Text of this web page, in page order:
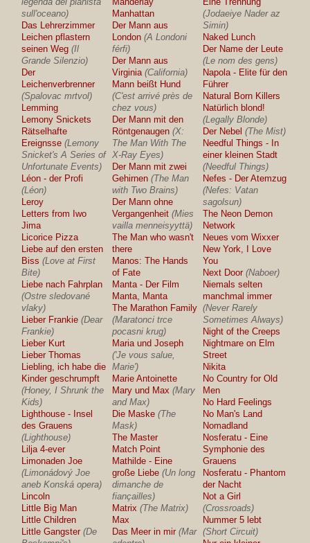
sull'oceano)
Das Lehrerzimmer
Leichen pflastern
seinen Weg (Il
Grande Silenzio)
Der
Leichenverbrenner
(Spalovac mrtvol)
Lemming
Lemony Snickets
Rätselhafte
Ereignsse (Lemony
Snicket's A Series of
Unfortunate Events)
Léon - der Profi
(Léon)
Leroy
Letters from Iwo
Jima
Licorice Pizza
Liebe auf den ersten
Biss (Love at First
Bite)
Liebe nach Fahrplan
(Ostre sledované
vlaky)
Lieber Frankie (Dear
Frankie)
Lieber Kurt
Lieber Thomas
Liebling, ich habe die
Kinder geschrumpft
(Honey, I Shrunk the
Kids)
Lighthouse - Insel
des Grauens
(Lighthouse)
Lilja 4-ever
Limonaden Joe
(Limonádový Joe
aneb Konská opera)
Lincoln
Little Big Man
Little Children
Little Gangster (De
Manhattan
Der Mann aus
London (A Londoni
férfi)
Der Mann aus
Virginia (California)
Mann beißt Hund
(C'est arrivé près de
chez vous)
Der Mann mit den
Röntgenaugen (X:
The Man With The
X-Ray Eyes)
Der Mann mit zwei
Gehirnen (The Man
with Two Brains)
Der Mann ohne
Vergangenheit (Mies
vailla menneisyyttä)
The Man who wasn't
there
Manos: The Hands
of Fate
Manta - Der Film
Manta, Manta
The Marathon Family
(Maratonci trce
pocasni krug)
Maria und Joseph
('Je vous salue,
Marie')
Marie Antoinette
Mary und Max (Mary
and Max)
Die Maske (The
Mask)
The Master
Match Point
Mathilde - Eine
große Liebe (Un long
dimanche de
fiançailles)
Matrix (The Matrix)
Max
Das Meer in mir (Mar
(Jodaeiye Nader az
Simin)
Naked Lunch
Der Name der Leute
(Le nom des gens)
Napola - Elite für den
Führer
Natural Born Killers
Natürlich blond!
(Legally Blonde)
Der Nebel (The Mist)
Needful Things - In
einer kleinen Stadt
(Needful Things)
Nefes - Der Atemzug
(Nefes: Vatan
sagolsun)
The Neon Demon
Network
Neues vom Wixxer
New York, I Love
You
Next Door (Naboer)
Niemals selten
manchmal immer
(Never Rarely
Sometimes Always)
Night of the Creeps
Nightmare on Elm
Street
Nikita
No Country for Old
Men
No Hard Feelings
No Man's Land
Nomadland
Nosferatu - Eine
Symphonie des
Grauens
Nosferatu - Phantom
der Nacht
Not a Girl
(Crossroads)
Nummer 5 lebt
(Short Circuit)